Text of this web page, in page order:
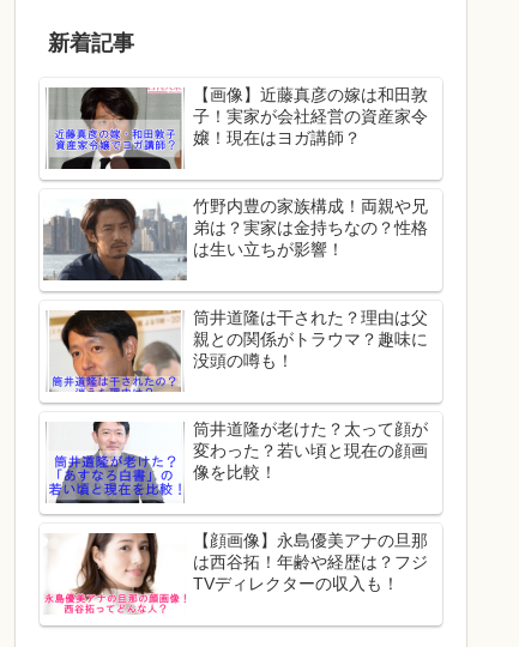
新着記事
【画像】近藤真彦の嫁は和田敦
子！実家が会社経営の資産家令
嬢！現在はヨガ講師？
竹野内豊の家族構成！両親や兄
弟は？実家は金持ちなの？性格
は生い立ちが影響！
筒井道隆は干された？理由は父
親との関係がトラウマ？趣味に
没頭の噂も！
筒井道隆が老けた？太って顔が
変わった？若い頃と現在の顔画
像を比較！
【顔画像】永島優美アナの旦那
は西谷拓！年齢や経歴は？フジ
TVディレクターの収入も！